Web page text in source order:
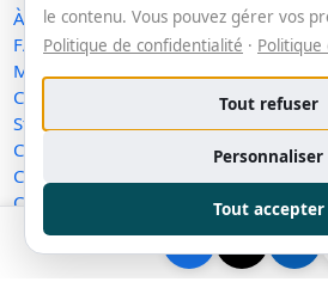
À propos
FAQ
Méthodologie
Contact
Statut des services
Confidentialité
Conditions d'utilisation
Conditions de vente
Cookies
Exercer mes droits
le contenu. Vous pouvez gérer vos
Politique de confidentialité · Politique
Tout refuser
Personnaliser
Tout accepter